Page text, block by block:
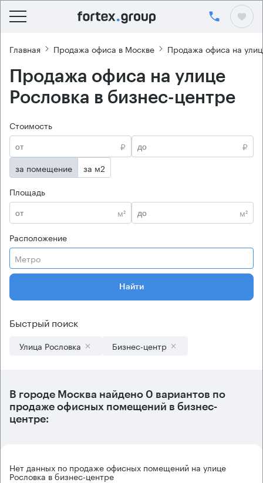
Главная Продажа офиса в Москве Продажа офиса на
Продажа офиса на улице
Рословка в бизнес-центре
Стоимость
₽
₽
за помещение
за м2
Площадь
м²
м²
Расположение
Метро
Найти
Быстрый поиск
Улица Рословка Бизнес-центр
В городе Москва найдено 0 вариантов по
продаже офисных помещений в бизнес-
центре:
Нет данных по продаже офисных помещений на улице
Рословка в бизнес-центре